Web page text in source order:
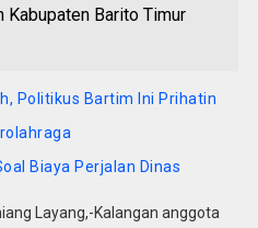
Kabupaten Barito Timur
Politikus Bartim Ini Prihatin
Biaya Perjalan Dinas
Layang,-Kalangan anggota